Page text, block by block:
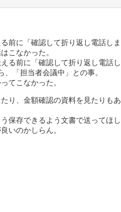
前に「確認して折り返し電話しま
こなかった。
る前に「確認して折り返し電話し
「担当者会議中」との事。
てこなかった。
り、金額確認の資料を見たりもあ
保存できるよう文書で送ってほし
いのかしらん。